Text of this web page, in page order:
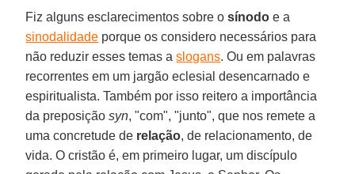
Fiz alguns esclarecimentos sobre osínodo e a
sinodalidade porque os considero necessários para
não reduzir esses temas aslogans. Ou em palavras
recorrentes em um jargão eclesial desencarnado e
espiritualista. Também por isso reitero a importância
da preposiçãosyn, "com", "junto", que nos remete a
uma concretude de relação, de relacionamento, de
vida. O cristão é, em primeiro lugar, um discípulo